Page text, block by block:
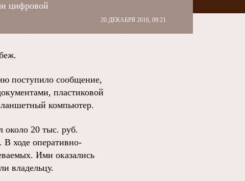
20 ДЕКАБРЯ 2016, 09:21
цифровой
поступило сообщение,
пластиковой
компьютер.
около 20 тыс. руб.
ходе оперативно-
Ими оказались
владельцу.